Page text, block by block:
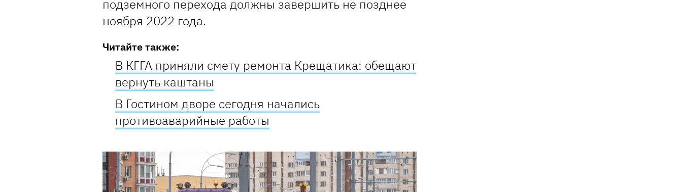
подземного перехода должны завершить не позднее
ноября 2022 года.
Читайте также:
В КГГА приняли смету ремонта Крещатика: обещают
вернуть каштаны
В Гостином дворе сегодня начались
противоаварийные работы